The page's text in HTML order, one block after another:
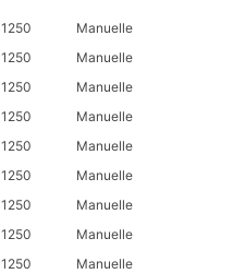
1250
Manuelle
1250
Manuelle
1250
Manuelle
1250
Manuelle
1250
Manuelle
1250
Manuelle
1250
Manuelle
1250
Manuelle
1250
Manuelle